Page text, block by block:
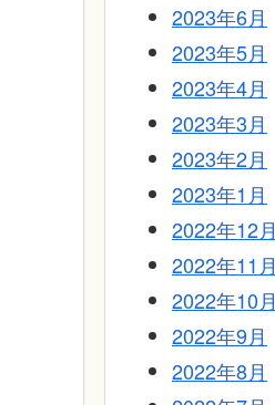
2023年6月
2023年5月
2023年4月
2023年3月
2023年2月
2023年1月
2022年12月
2022年11月
2022年10月
2022年9月
2022年8月